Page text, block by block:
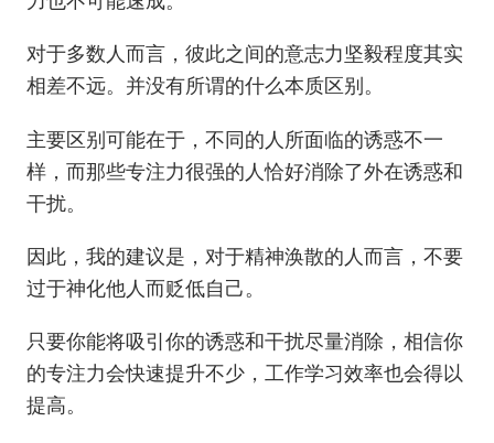
对于多数人而言，彼此之间的意志力坚毅程度其实
相差不远。并没有所谓的什么本质区别。
主要区别可能在于，不同的人所面临的诱惑不一
样，而那些专注力很强的人恰好消除了外在诱惑和
干扰。
因此，我的建议是，对于精神涣散的人而言，不要
过于神化他人而贬低自己。
只要你能将吸引你的诱惑和干扰尽量消除，相信你
的专注力会快速提升不少，工作学习效率也会得以
提高。